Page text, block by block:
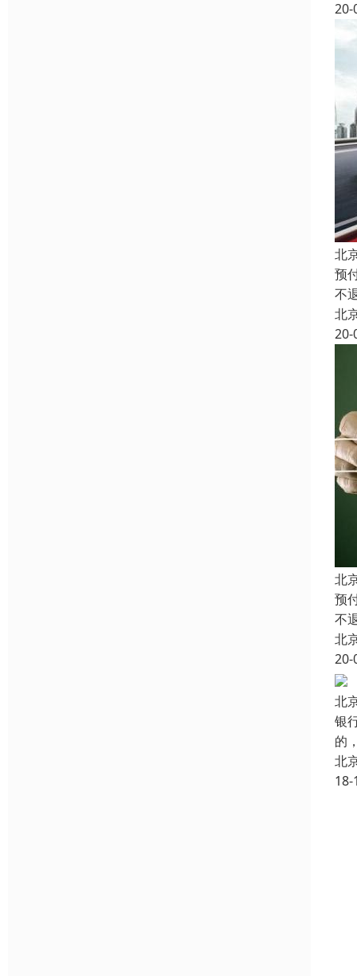
20-
北
预
不
北
20-
北
预
不
北
20-
北
银
的
北
18-